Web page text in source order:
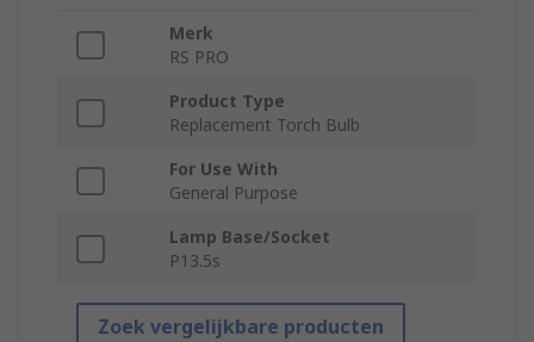
Merk
RS PRO
Product Type
Replacement Torch Bulb
For Use With
General Purpose
Lamp Base/Socket
P13.5s
Zoek vergelijkbare producten